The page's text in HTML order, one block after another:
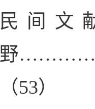
民间文
野
（53）